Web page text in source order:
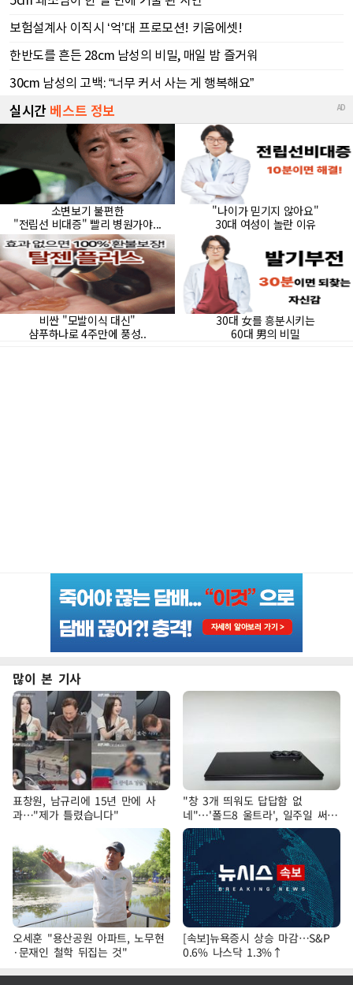
많이 본 기사
표창원, 남규리에 15년 만에 사
과…"제가 틀렸습니다"
"창 3개 띄워도 답답함 없
네"…'폴드8 울트라', 일주일 써보
니
오세훈 "용산공원 아파트, 노무현
·문재인 철학 뒤집는 것"
[속보]뉴욕증시 상승 마감…S&P
0.6% 나스닥 1.3%↑